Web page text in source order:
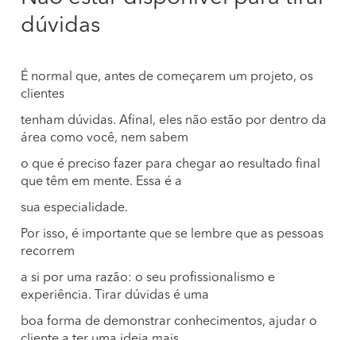
dúvidas
É normal que, antes de começarem um projeto, os
clientes
tenham dúvidas. Afinal, eles não estão por dentro da
área como você, nem sabem
o que é preciso fazer para chegar ao resultado final
que têm em mente. Essa é a
sua especialidade.
Por isso, é importante que se lembre que as pessoas
recorrem
a si por uma razão: o seu profissionalismo e
experiência. Tirar dúvidas é uma
boa forma de demonstrar conhecimentos, ajudar o